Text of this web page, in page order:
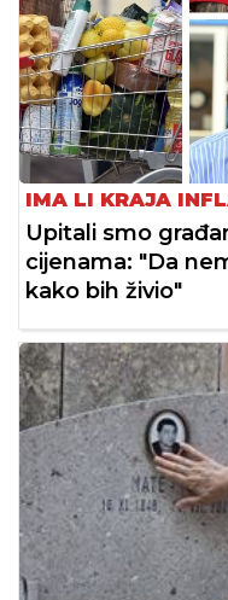
IMA LI KRAJA
Upitali smo
cijenama: "Da
kako bih živio"